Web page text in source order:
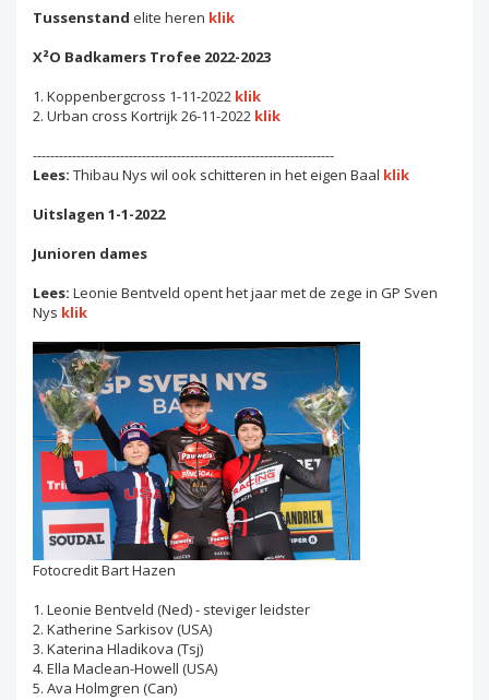
Tussenstand elite heren klik
X²O Badkamers Trofee 2022-2023
1. Koppenbergcross 1-11-2022 klik
2. Urban cross Kortrijk 26-11-2022 klik
---------------------------------------------------------------------
Lees: Thibau Nys wil ook schitteren in het eigen Baal klik
Uitslagen 1-1-2022
Junioren dames
Lees: Leonie Bentveld opent het jaar met de zege in GP Sven
Nys klik
Fotocredit Bart Hazen
1. Leonie Bentveld (Ned) - steviger leidster
2. Katherine Sarkisov (USA)
3. Katerina Hladikova (Tsj)
4. Ella Maclean-Howell (USA)
5. Ava Holmgren (Can)